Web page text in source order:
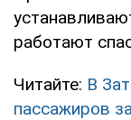
работают
Читайте: В
пассажиров